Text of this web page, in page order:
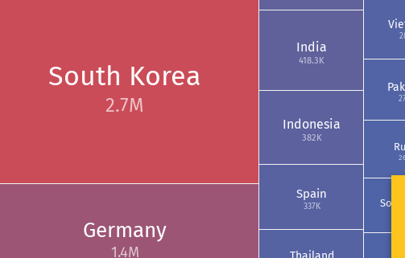
South Korea
2.7M
Germany
1.4M
India
418.3K
Indonesia
382K
Spain
337K